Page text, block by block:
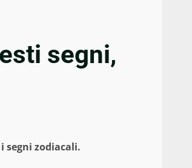
segni,
segni zodiacali.